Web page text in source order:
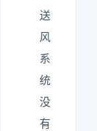
送
风
系
统
没
有